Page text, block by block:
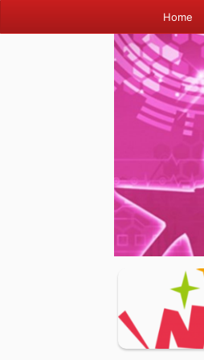
Home